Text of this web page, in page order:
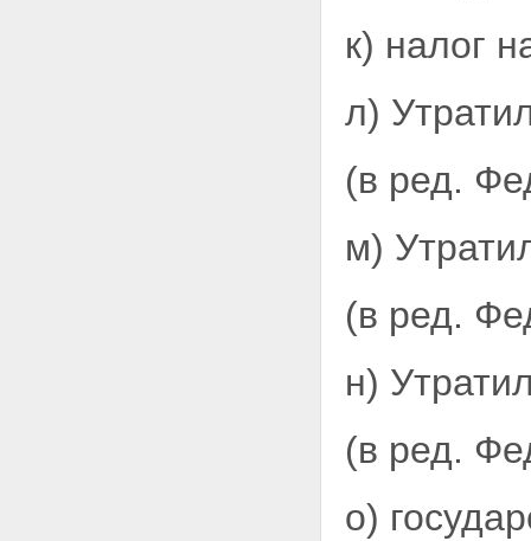
к) налог
л)
(в ред.
м)
(в ред.
н)
(в ред.
о)